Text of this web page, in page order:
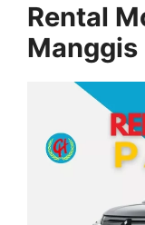
Rental
Manggis